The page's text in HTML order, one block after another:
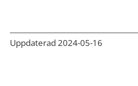
Uppdaterad 2024-05-16